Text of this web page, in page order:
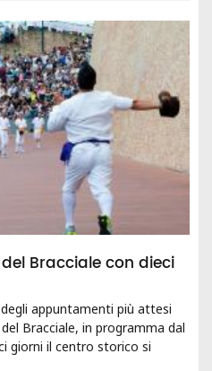
Bracciale con dieci
appuntamenti più attesi
Bracciale, in programma dal
giorni il centro storico si